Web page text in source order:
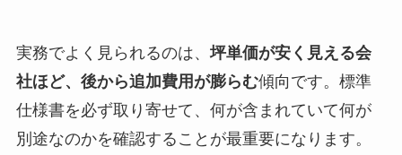
実務でよく見られるのは、坪単価が安く見える会
社ほど、後から追加費用が膨らむ傾向です。標準
仕様書を必ず取り寄せて、何が含まれていて何が
別途なのかを確認することが最重要になります。